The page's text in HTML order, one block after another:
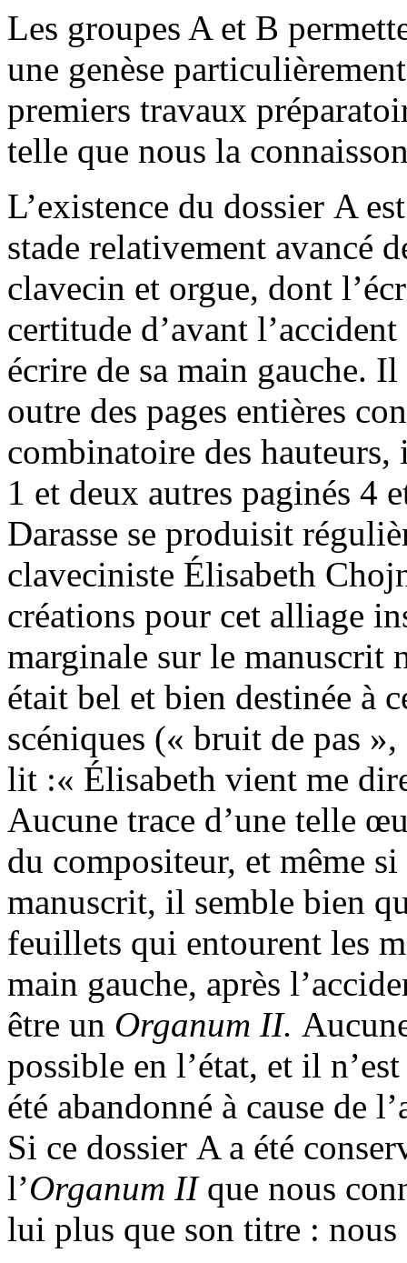
Les groupes A et B
une genèse
premiers travaux
telle que nous la
L’existence du dossier A
stade relativement avancé
clavecin et orgue, dont
certitude d’avant
écrire de sa main gauche.
outre des pages entières
combinatoire des
1 et deux autres paginés 4
Darasse se produisit
claveciniste Élisabeth
créations pour cet alliage
marginale sur le manuscrit
était bel et bien destinée à
scéniques (« bruit de pas
lit :« Élisabeth vient me
Aucune trace d’une telle
du compositeur, et même
manuscrit, il semble bien
feuillets qui entourent les
main gauche, après
être un Organum II.
possible en l’état, et il
été abandonné à cause de
Si ce dossier A a été
l’Organum II que nous
lui plus que son titre : nous